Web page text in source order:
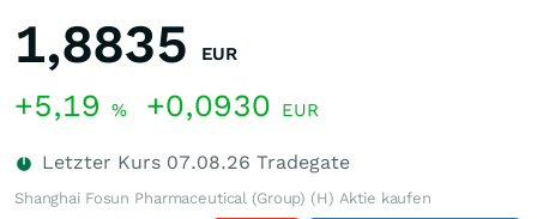
1,8835 EUR
+5,19 % +0,0930 EUR
Letzter Kurs 07.08.26 Tradegate
Shanghai Fosun Pharmaceutical (Group) (H) Aktie kaufen